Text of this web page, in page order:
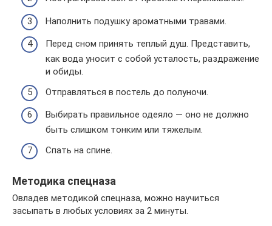
Наполнить подушку ароматными травами.
Перед сном принять теплый душ. Представить,
как вода уносит с собой усталость, раздражение
и обиды.
Отправляться в постель до полуночи.
Выбирать правильное одеяло — оно не должно
быть слишком тонким или тяжелым.
Спать на спине.
Методика спецназа
Овладев методикой спецназа, можно научиться
засыпать в любых условиях за 2 минуты.